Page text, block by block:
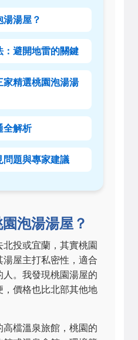
湯湯屋？
：避開地雷的關鍵
家精選桃園泡湯湯
全解析
問題與專家建議
泡湯湯屋？
投或宜蘭，其實桃園
屋主打私密性，適合
。我發現桃園湯屋的
價格也比北部其他地
檔溫泉旅館，桃園的